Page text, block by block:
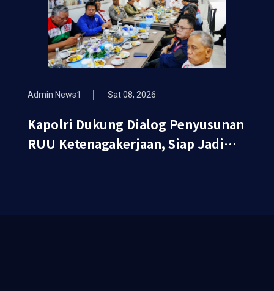
Admin News1 Sat 08, 2026
Kapolri Dukung Dialog Penyusunan
RUU Ketenagakerjaan, Siap Jadi